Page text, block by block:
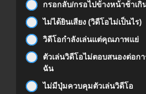
กรอกลับ/กรอไปข้างหน้าช้าเกิ
ไม่ได้ยินเสียง (วิดีโอไม่เป็นไร)
วิดีโอกำลังเล่นแต่คุณภาพแย่
ตัวเล่นวิดีโอไม่ตอบสนองต่อก
ฉัน
ไม่มีปุ่มควบคุมตัวเล่นวิดีโอ